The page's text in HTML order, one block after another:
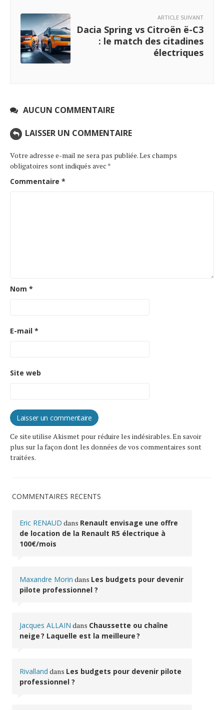
ARTICLE SUIVANT
Dacia Spring vs Citroën ë-C3
: le match des citadines
électriques
AUCUN COMMENTAIRE
LAISSER UN COMMENTAIRE
Votre adresse e-mail ne sera pas publiée.Les champs
obligatoires sont indiqués avec *
Commentaire *
Nom *
E-mail *
Site web
Ce site utilise Akismet pour réduire les indésirables.En savoir
plus sur la façon dont les données de vos commentaires sont
traitées.
COMMENTAIRES RÉCENTS
Eric RENAUD dans Renault envisage une offre
de location de la Renault R5 électrique à
100€/mois
Maxandre Morin dans Les budgets pour devenir
pilote professionnel ?
Jacques ALLAIN dans Chaussette ou chaîne
neige ? Laquelle est la meilleure ?
Rivalland dans Les budgets pour devenir pilote
professionnel ?